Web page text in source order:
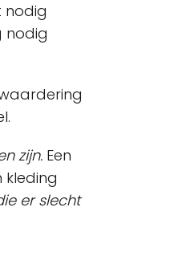
nodig
nodig
zijn. Een
kleding
er slecht